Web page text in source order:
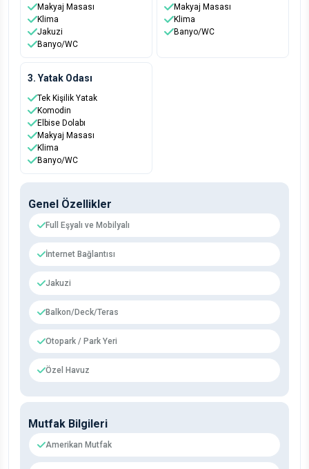
Makyaj Masası
Klima
Jakuzi
Banyo/WC
Makyaj Masası
Klima
Banyo/WC
3. Yatak Odası
Tek Kişilik Yatak
Komodin
Elbise Dolabı
Makyaj Masası
Klima
Banyo/WC
Genel Özellikler
Full Eşyalı ve Mobilyalı
İnternet Bağlantısı
Jakuzi
Balkon/Deck/Teras
Otopark / Park Yeri
Özel Havuz
Mutfak Bilgileri
Amerikan Mutfak